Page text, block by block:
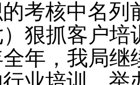
考核中名列
）狠抓客户培
年 ， 我局继